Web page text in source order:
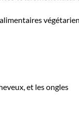
et les ongles